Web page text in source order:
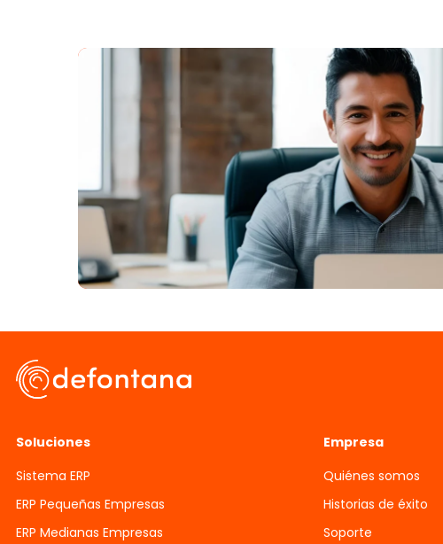
Soluciones
Sistema ERP
ERP Pequeñas Empresas
ERP Medianas Empresas
Empresa
Quiénes somos
Historias de éxito
Soporte